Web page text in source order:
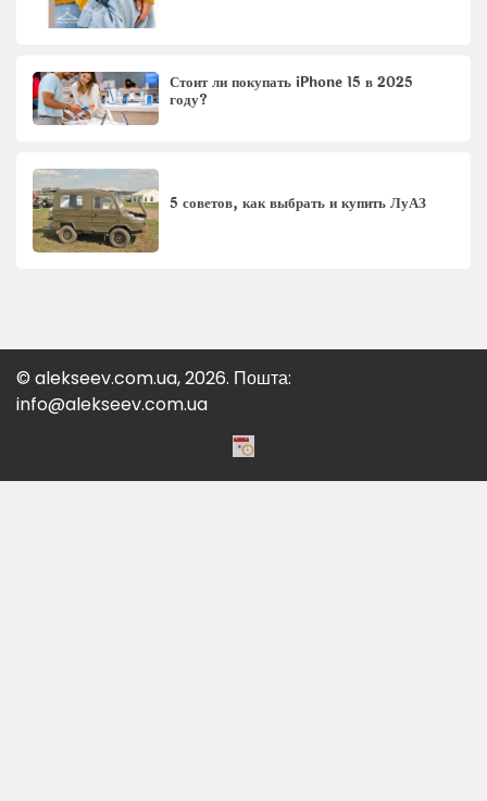
Стоит ли покупать iPhone 15 в 2025
году?
5 советов, как выбрать и купить ЛуАЗ
© alekseev.com.ua, 2026. Пошта:
info@alekseev.com.ua